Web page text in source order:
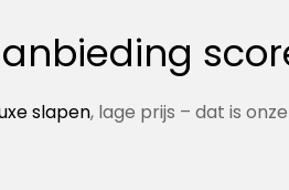
slapen, lage prijs – dat is